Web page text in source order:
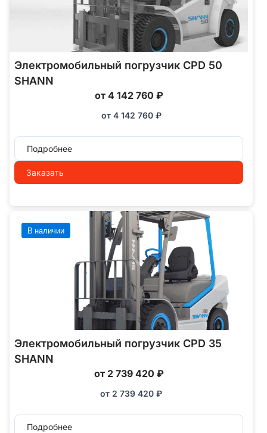
Электромобильный погрузчик CPD 50
SHANN
от 4 142 760 ₽
от 4 142 760 ₽
Подробнее
Заказать
В наличии
Электромобильный погрузчик CPD 35
SHANN
от 2 739 420 ₽
от 2 739 420 ₽
Подробнее